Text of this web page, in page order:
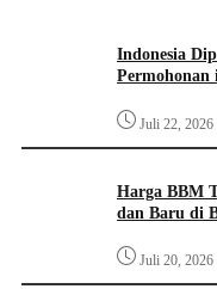
Indonesia
Juli 22, 2026
Harga BBM
dan Baru di
Juli 20, 2026